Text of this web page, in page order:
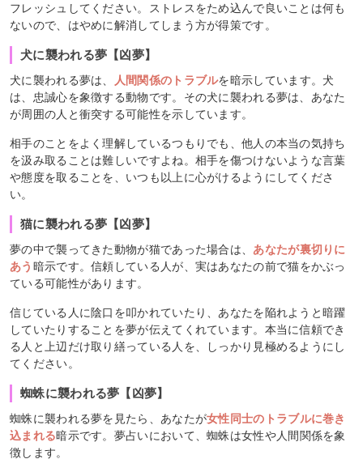
フレッシュしてください。ストレスをため込んで良いことは何も
ないので、はやめに解消してしまう方が得策です。
犬に襲われる夢【凶夢】
犬に襲われる夢は、 人間関係のトラブルを暗示しています。犬
は、忠誠心を象徴する動物です。その犬に襲われる夢は、あなた
が周囲の人と衝突する可能性を示しています。
相手のことをよく理解しているつもりでも、他人の本当の気持ち
を汲み取ることは難しいですよね。相手を傷つけないような言葉
や態度を取ることを、いつも以上に心がけるようにしてくださ
い。
猫に襲われる夢【凶夢】
夢の中で襲ってきた動物が猫であった場合は、 あなたが裏切りに
あう 暗示です。信頼している人が、実はあなたの前で猫をかぶっ
ている可能性があります。
信じている人に陰口を叩かれていたり、あなたを陥れようと暗躍
していたりすることを夢が伝えてくれています。本当に信頼でき
る人と上辺だけ取り繕っている人を、しっかり見極めるようにし
てください。
蜘蛛に襲われる夢【凶夢】
蜘蛛に襲われる夢を見たら、あなたが女性同士のトラブルに巻き
込まれる暗示です。夢占いにおいて、蜘蛛は女性や人間関係を象
徴します。